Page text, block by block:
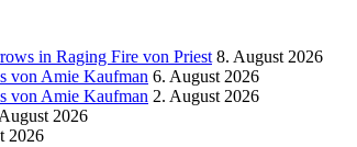
in Raging Fire von Priest 8. August 2026
von Amie Kaufman 6. August 2026
von Amie Kaufman 2. August 2026
2026
2026